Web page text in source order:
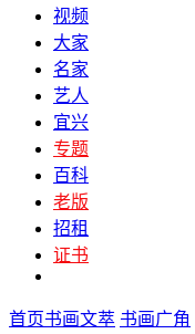
视频
大家
名家
艺人
宜兴
专题
百科
老版
招租
证书
首页书画文萃 书画广角